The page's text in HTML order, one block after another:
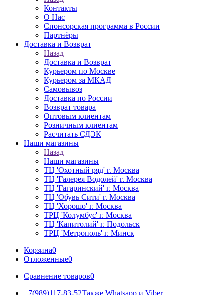
Контакты
О Нас
Спонсорская программа в России
Партнёры
Доставка и Возврат
Назад
Доставка и Возврат
Курьером по Москве
Курьером за МКАД
Самовывоз
Доставка по России
Возврат товара
Оптовым клиентам
Розничным клиентам
Расчитать СДЭК
Наши магазины
Назад
Наши магазины
ТЦ 'Охотный ряд' г. Москва
ТЦ 'Галерея Водолей' г. Москва
ТЦ 'Гагаринский' г. Москва
ТЦ 'Обувь Сити' г. Москва
ТЦ 'Хорошо' г. Москва
ТРЦ 'Колумбус' г. Москва
ТЦ 'Капитолий' г. Подольск
ТРЦ 'Метрополь' г. Минск
Корзина0
Отложенные0
Сравнение товаров0
+7(989)117-83-52Также Whatsapp и Viber